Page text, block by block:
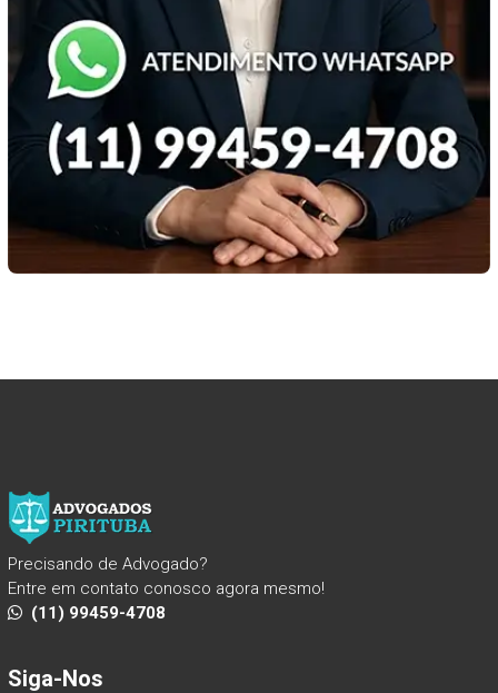
Precisando de Advogado?
Entre em contato conosco agora mesmo!
(11) 99459-4708
Siga-Nos